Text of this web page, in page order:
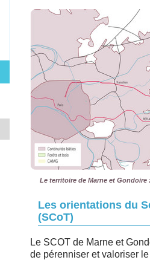
Le territoire de Marne et
Les orientations du
(SCoT)
Le SCOT de Marne et
de pérenniser et valoriser